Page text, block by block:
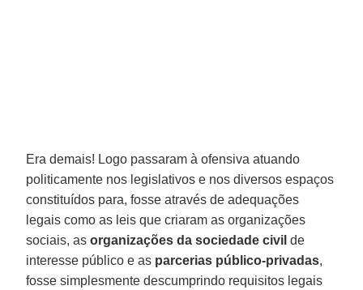
Era demais! Logo passaram à ofensiva atuando
politicamente nos legislativos e nos diversos espaços
constituídos para, fosse através de adequações
legais como as leis que criaram as organizações
sociais, asorganizações da sociedade civil de
interesse público e as parcerias público-privadas,
fosse simplesmente descumprindo requisitos legais